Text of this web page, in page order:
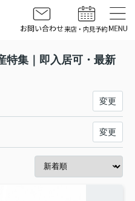
特集｜即入居可・最新
変更
変更